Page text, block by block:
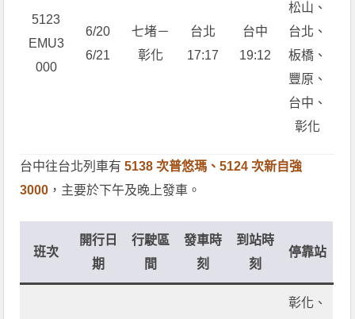
5123
EMU3
000
6/20
6/21
七堵－
彰化
台北
17:17
台中
19:12
松山、
台北、
板橋、
豐原、
台中、
彰化
台中往台北列車有 5138 次普悠瑪、5124 次新自強
3000 ，主要於下午及晚上發車。
班次
開行日
期
行駛區
間
發車時
刻
到站時
刻
停靠站
彰化、